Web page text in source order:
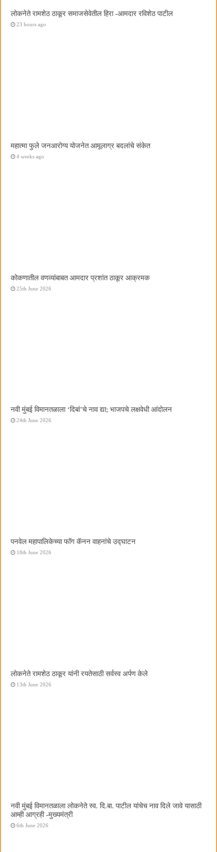
लोकनेते रामशेठ ठाकूर समाजसेवेतील हिरा -आमदार रविशेठ पाटील
23 hours ago
महात्मा फुले जनआरोग्य योजनेत आमूलाग्र बदलांचे संकेत
4 weeks ago
कोकणातील वणव्यांबाबत आमदार प्रशांत ठाकूर आक्रमक
25th June 2026
नवी मुंबई विमानतळाला ‌‘दिबां‌’चे नाव द्या; भाजपचे लक्षवेधी आंदोलन
24th June 2026
पनवेल महापालिकेच्या फॉग कॅनन वाहनांचे उद्घाटन
18th June 2026
लोकनेते रामशेठ ठाकूर यांनी रयतेसाठी सर्वस्व अर्पण केले
13th June 2026
नवी मुंबई विमानतळाला लोकनेते स्व. दि.बा. पाटील यांचेच नाव दिले जावे यासाठी
आम्ही आग्रही -मुख्यमंत्री
6th June 2026